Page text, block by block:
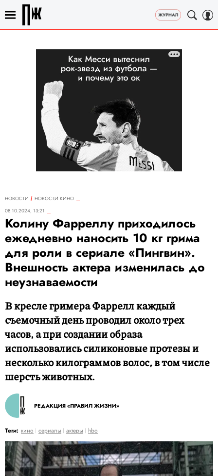
НОВОСТИ
НОВОСТИ КИНО
08.10.2024, 13:21
Колину Фарреллу приходилось
ежедневно наносить 10 кг грима
для роли в сериале «Пингвин».
Внешность актера изменилась до
неузнаваемости
В кресле гримера Фаррелл каждый
съемочный день проводил около трех
часов, а при создании образа
использовались силиконовые протезы и
несколько килограммов волос, в том числе
шерсть животных.
РЕДАКЦИЯ «ПРАВИЛ ЖИЗНИ»
Теги: кино сериалы актеры hbo